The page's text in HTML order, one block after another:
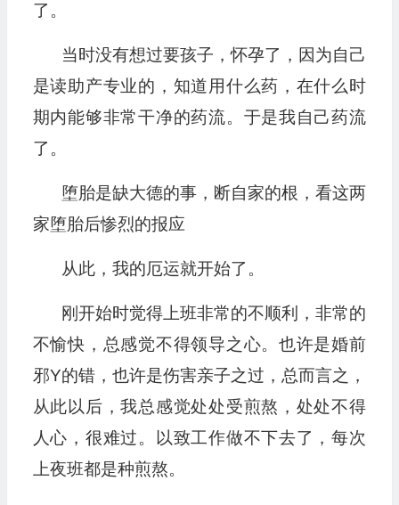
了。
当时没有想过要孩子，怀孕了，因为自己
是读助产专业的，知道用什么药，在什么时
期内能够非常干净的药流。于是我自己药流
了。
堕胎是缺大德的事，断自家的根，看这两
家堕胎后惨烈的报应
从此，我的厄运就开始了。
刚开始时觉得上班非常的不顺利，非常的
不愉快，总感觉不得领导之心。也许是婚前
邪Y的错，也许是伤害亲子之过，总而言之，
从此以后，我总感觉处处受煎熬，处处不得
人心，很难过。以致工作做不下去了，每次
上夜班都是种煎熬。